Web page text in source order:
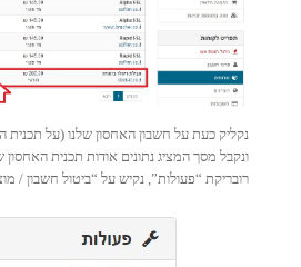
נקליק כעת על חשבון האחסון שלנו (על תכנית
ונקבל מסך המציג נתונים אודות תכנית האחסון
רובריקת “פעולות”, נקיש על “ביטול חשבון /